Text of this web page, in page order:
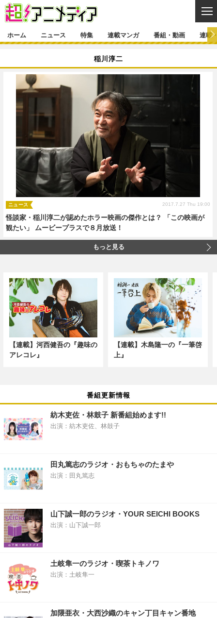
ニュース一覧 アニメ
ゲーム・アプリ マンガ
グッズ
声優 コスプレ
舞台 新帝スタ
特集
特集一覧 カバー
インタビュー
ラキりす
連載マンガ
連載マンガ一覧
番組・動画
番組・動画一覧
動画
連載・ブログ
連載・ブログ一覧 コラム
編集部ブログ・お知らせ
ホーム ニュース 特集 連載マンガ 番組・動画 連載
稲川淳二
怪談家・稲川淳二が認めたホラー映画の傑作とは？ 「この映画が
観たい」 ムービープラスで８月放送！
ニュース 2017.7.27 Thu 19:00
もっと見る
【連載】河西健吾の『趣味の
アレコレ』
【連載】木島隆一の『一筆啓
上』
番組更新情報
紡木吏佐・林鼓子 新番組始めます!!
出演：紡木吏佐、林鼓子
田丸篤志のラジオ・おもちゃのたまや
出演：田丸篤志
山下誠一郎のラジオ・YOUR SEICHI BOOKS
出演：山下誠一郎
土岐隼一のラジオ・喫茶トキノワ
出演：土岐隼一
加隈亜衣・大西沙織のキャン丁目キャン番地